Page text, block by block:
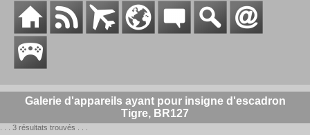
Galerie d'appareils ayant pour insigne d'escadron
Tigre, BR127
. . . 3 résultats trouvés . . .